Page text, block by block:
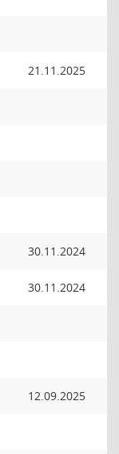
21.11.2025
30.11.2024
30.11.2024
12.09.2025